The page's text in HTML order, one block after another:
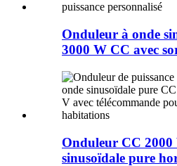
Onduleur à onde
3000 W CC avec
Onduleur CC 2000
sinusoïdale pure